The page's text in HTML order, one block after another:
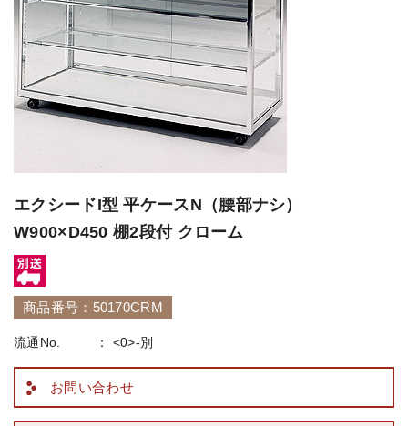
エクシードI型 平ケースN（腰部ナシ）
W900×D450 棚2段付 クローム
商品番号：50170CRM
流通No. <0>-別
お問い合わせ